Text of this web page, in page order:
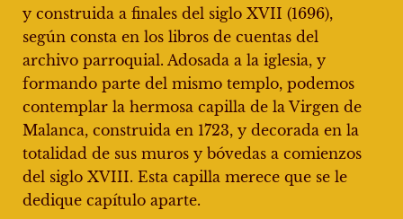
y construida a finales del siglo XVII (1696),
según consta en los libros de cuentas del
archivo parroquial. Adosada a la iglesia, y
formando parte del mismo templo, podemos
contemplar la hermosa capilla de la Virgen de
Malanca, construida en 1723, y decorada en la
totalidad de sus muros y bóvedas a comienzos
del siglo XVIII. Esta capilla merece que se le
dedique capítulo aparte.